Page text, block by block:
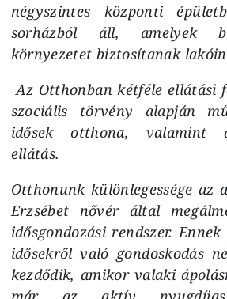
négyszintes központi
sorházból áll, amelyek
környezetet biztosítanak
Az Otthonban kétféle ellátási
szociális törvény alapján
idősek otthona, valamint
ellátás.
Otthonunk különlegessége az
Erzsébet nővér által
idősgondozási rendszer.
idősekről való gondoskodás
kezdődik, amikor valaki